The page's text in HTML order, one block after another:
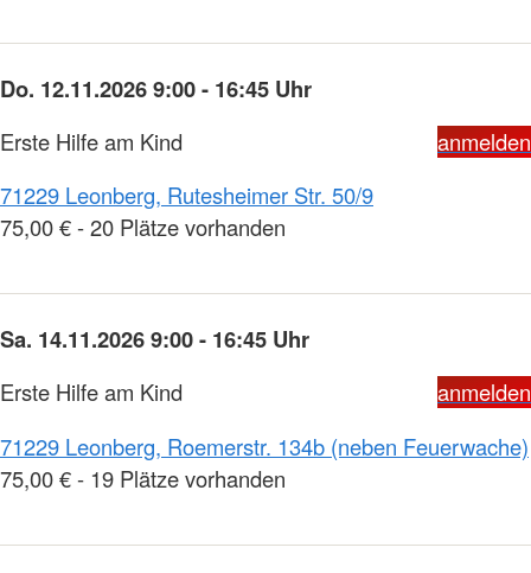
Do. 12.11.2026 9:00 - 16:45 Uhr
Erste Hilfe am Kind
anmelden
71229 Leonberg, Rutesheimer Str. 50/9
75,00 € - 20 Plätze vorhanden
Sa. 14.11.2026 9:00 - 16:45 Uhr
Erste Hilfe am Kind
anmelden
71229 Leonberg, Roemerstr. 134b (neben Feuerwache)
75,00 € - 19 Plätze vorhanden